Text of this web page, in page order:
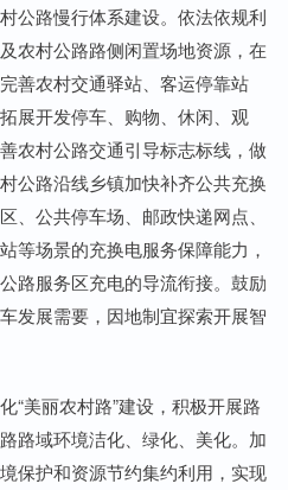
公路慢行体系建设。依法依规利
农村公路路侧闲置场地资源，在
善农村交通驿站、客运停靠站
展开发停车、购物、休闲、观
农村公路交通引导标志标线，做
公路沿线乡镇加快补齐公共充换
、公共停车场、邮政快递网点、
等场景的充换电服务保障能力，
路服务区充电的导流衔接。鼓励
发展需要，因地制宜探索开展智
“美丽农村路”建设，积极开展路
路域环境洁化、绿化、美化。加
保护和资源节约集约利用，实现